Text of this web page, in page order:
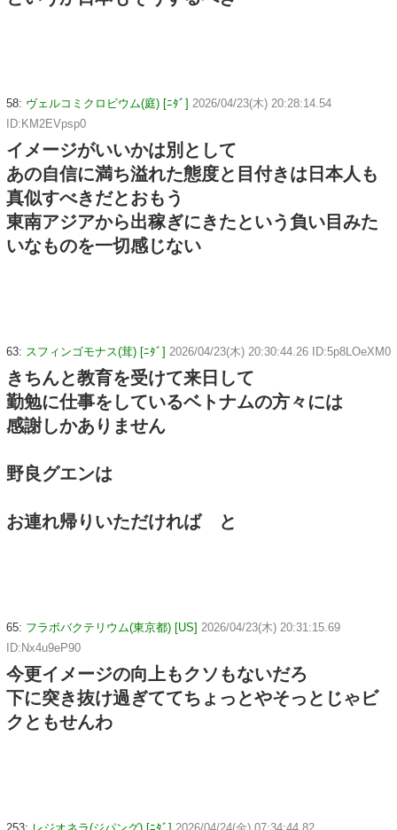
58: ヴェルコミクロビウム(庭) [ﾆﾀﾞ] 2026/04/23(木) 20:28:14.54
ID:KM2EVpsp0
イメージがいいかは別として
あの自信に満ち溢れた態度と目付きは日本人も
真似すべきだとおもう
東南アジアから出稼ぎにきたという負い目みた
いなものを一切感じない
63: スフィンゴモナス(茸) [ﾆﾀﾞ] 2026/04/23(木) 20:30:44.26 ID:5p8LOeXM0
きちんと教育を受けて来日して
勤勉に仕事をしているベトナムの方々には
感謝しかありません
野良グエンは
お連れ帰りいただければ と
65: フラボバクテリウム(東京都) [US] 2026/04/23(木) 20:31:15.69
ID:Nx4u9eP90
今更イメージの向上もクソもないだろ
下に突き抜け過ぎててちょっとやそっとじゃビ
クともせんわ